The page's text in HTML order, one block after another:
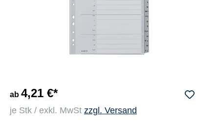
ab 4,21 €*
je Stk / exkl. MwSt zzgl. Versand